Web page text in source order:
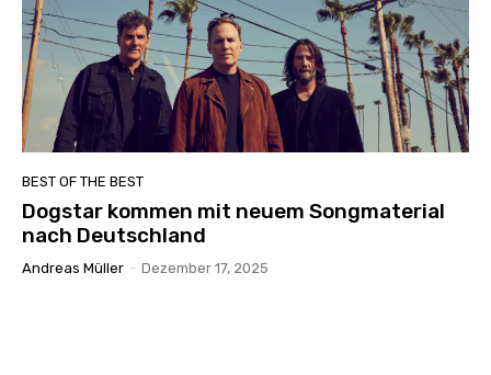
BEST OF THE BEST
Dogstar kommen mit neuem Songmaterial
nach Deutschland
Andreas Müller - Dezember 17, 2025